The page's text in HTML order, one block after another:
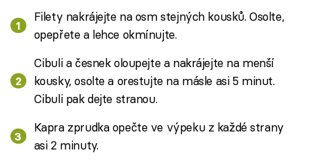
Filety nakrájejte na osm stejných kousků. Osolte,
opepřete a lehce okmínujte.
Cibuli a česnek oloupejte a nakrájejte na menší
kousky, osolte a orestujte na másle asi 5 minut.
Cibuli pak dejte stranou.
Kapra zprudka opečte ve výpeku z každé strany
asi 2 minuty.